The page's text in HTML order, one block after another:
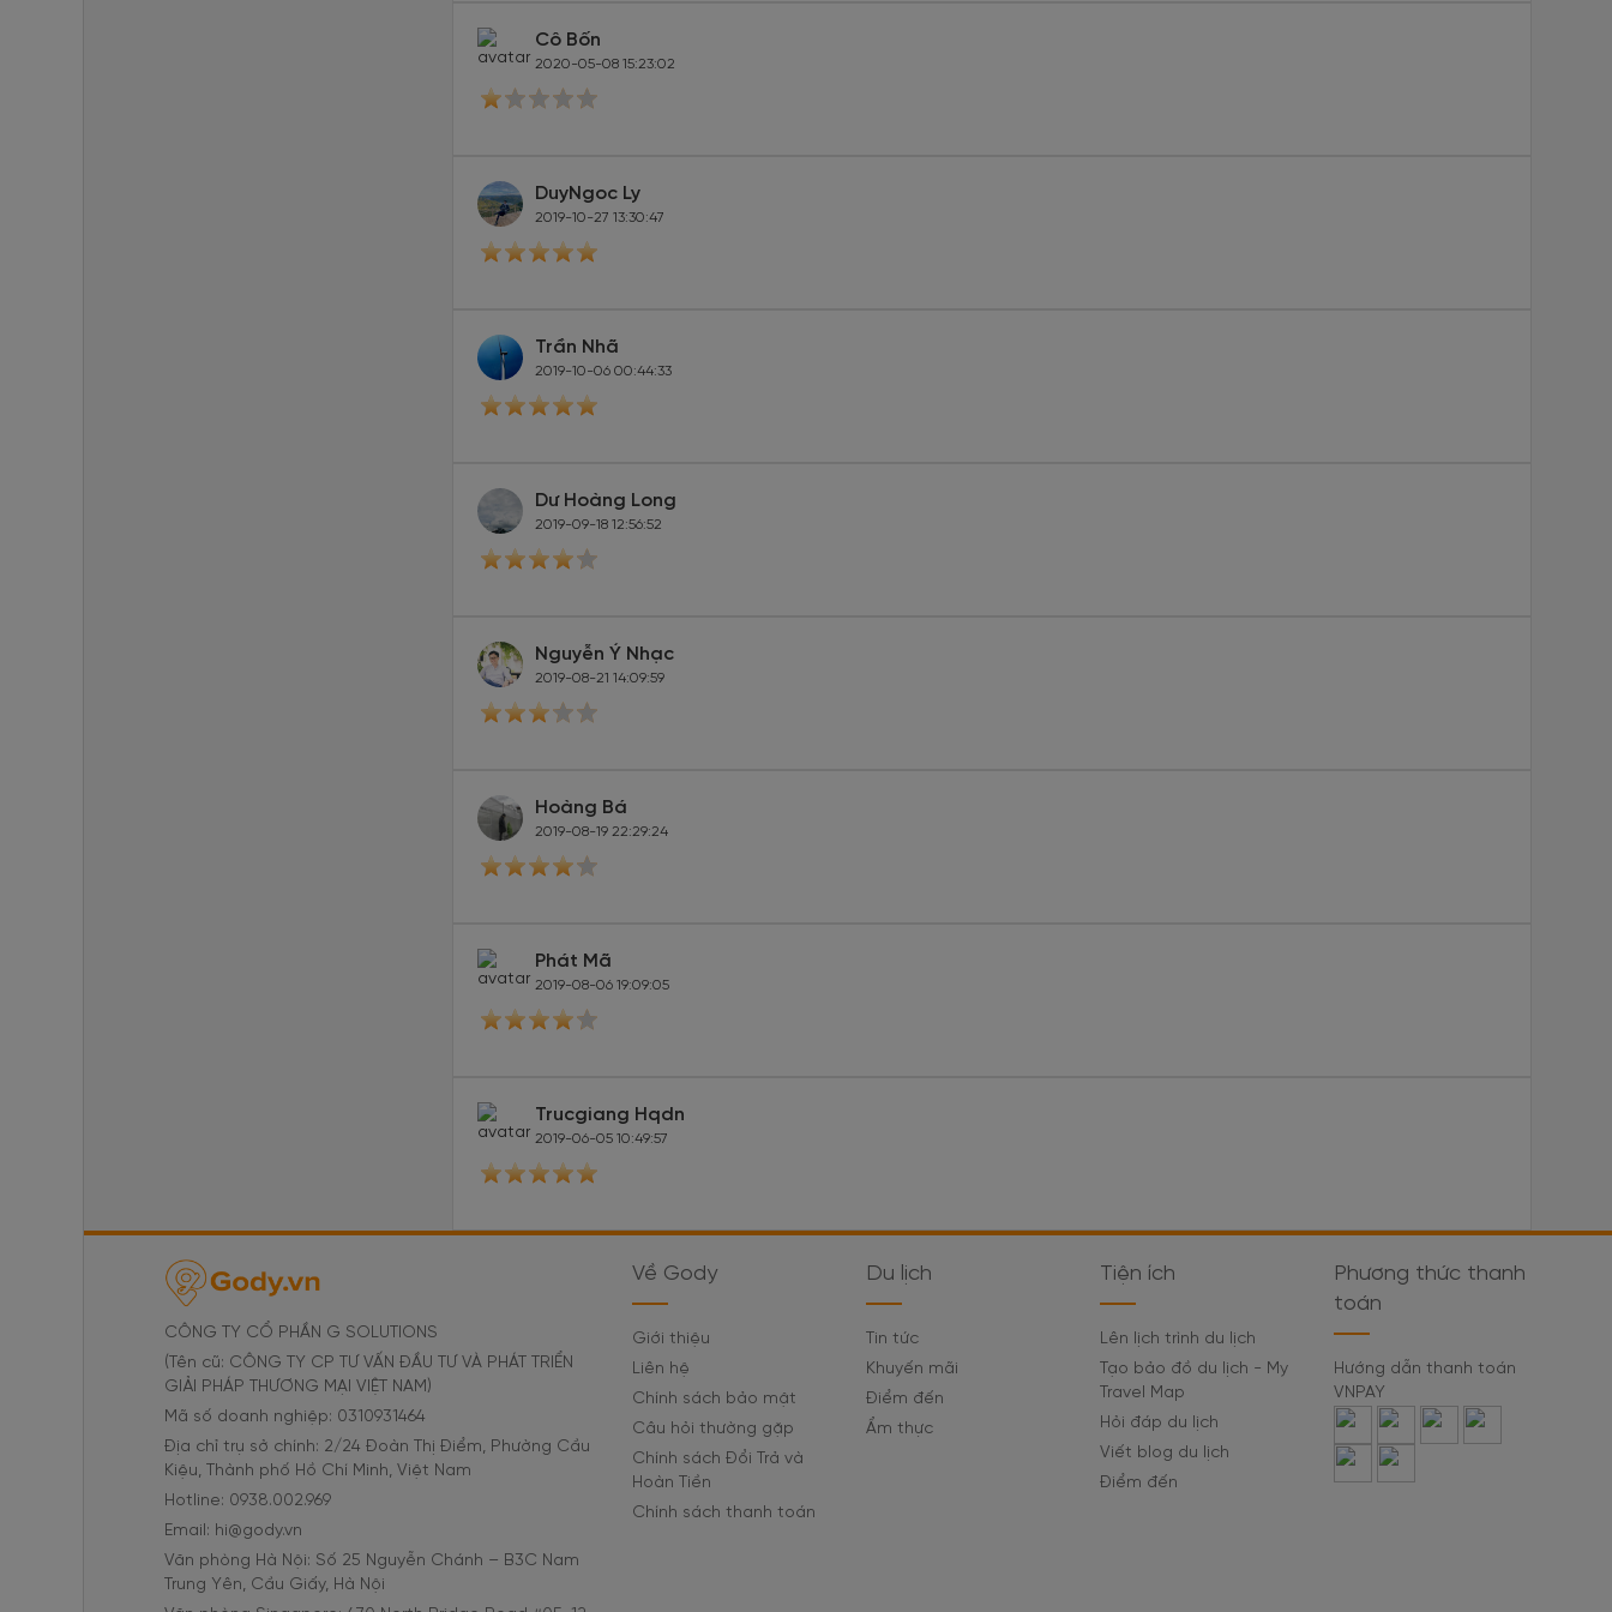
Cô Bốn
2020-05-08 15:23:02
DuyNgoc Ly
2019-10-27 13:30:47
Trần Nhã
2019-10-06 00:44:33
Dư Hoàng Long
2019-09-18 12:56:52
Nguyễn Ý Nhạc
2019-08-21 14:09:59
Hoàng Bá
2019-08-19 22:29:24
Phát Mã
2019-08-06 19:09:05
Trucgiang Hqdn
2019-06-05 10:49:57
CÔNG TY CỔ PHẦN G SOLUTIONS
(Tên cũ: CÔNG TY CP TƯ VẤN ĐẦU TƯ VÀ PHÁT TRIỂN
GIẢI PHÁP THƯƠNG MẠI VIỆT NAM)
Mã số doanh nghiệp: 0310931464
Địa chỉ trụ sở chính: 2/24 Đoàn Thị Điểm, Phường Cầu
Kiệu, Thành phố Hồ Chí Minh, Việt Nam
Hotline: 0938.002.969
Email: hi@gody.vn
Văn phòng Hà Nội: Số 25 Nguyễn Chánh – B3C Nam
Trung Yên, Cầu Giấy, Hà Nội
Về Gody
Giới thiệu
Liên hệ
Chính sách bảo mật
Câu hỏi thường gặp
Chính sách Đổi Trả và
Hoàn Tiền
Chính sách thanh toán
Du lịch
Tin tức
Khuyến mãi
Điểm đến
Ẩm thực
Tiện ích
Lên lịch trình du lịch
Tạo bảo đồ du lịch - My
Travel Map
Hỏi đáp du lịch
Viết blog du lịch
Điểm đến
Phương thức thanh
toán
Hướng dẫn thanh toán
VNPAY